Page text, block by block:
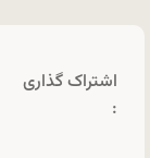
اشتراک گذاری
: